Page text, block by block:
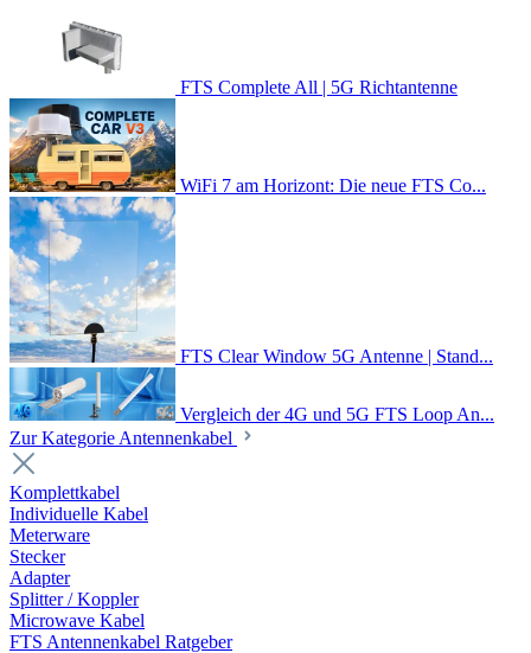
FTS Complete All | 5G Richtantenne
WiFi 7 am Horizont: Die neue FTS Co...
FTS Clear Window 5G Antenne | Stand...
Vergleich der 4G und 5G FTS Loop An...
Zur Kategorie Antennenkabel
Komplettkabel
Individuelle Kabel
Meterware
Stecker
Adapter
Splitter / Koppler
Microwave Kabel
FTS Antennenkabel Ratgeber